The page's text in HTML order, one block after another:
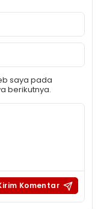
saya pada
berikutnya.